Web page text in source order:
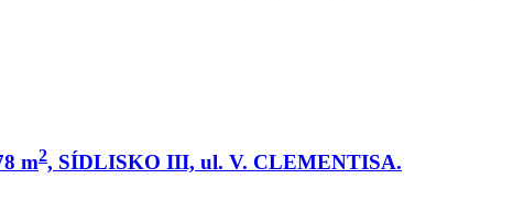
m2, SÍDLISKO III, ul. V. CLEMENTISA.